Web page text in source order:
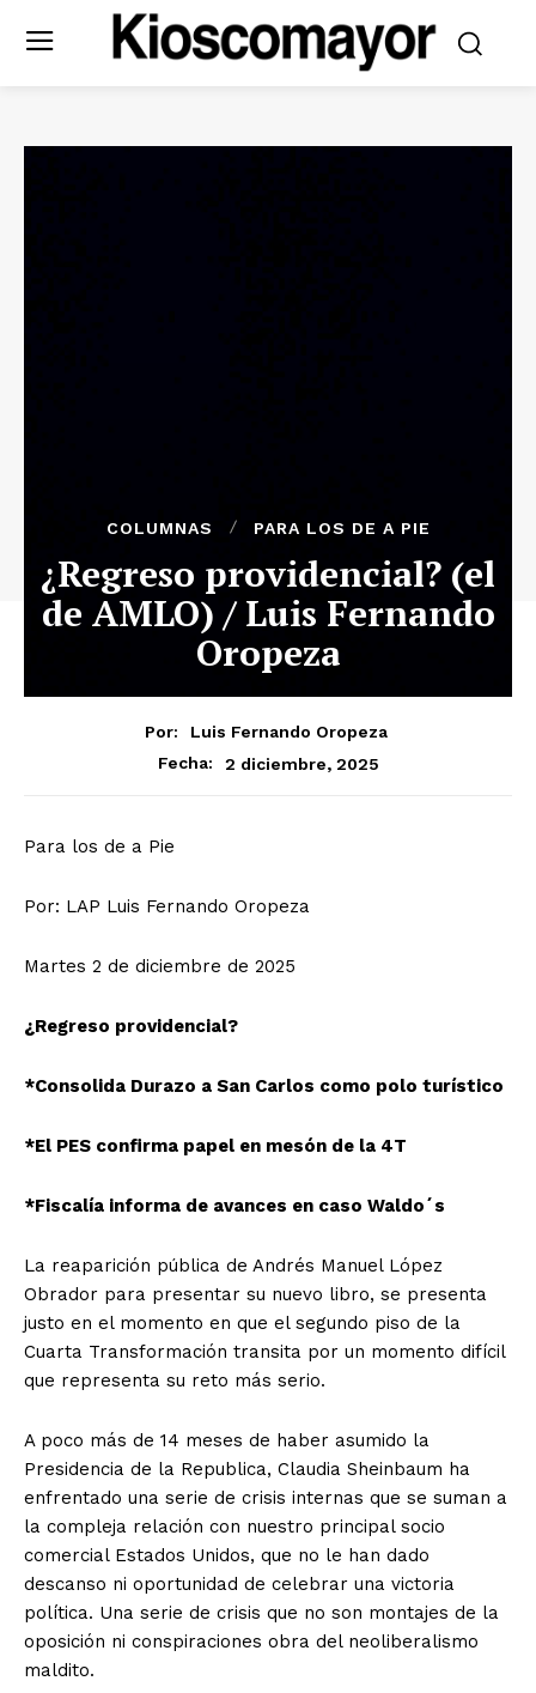
COLUMNAS PARA LOS DE A PIE
¿Regreso providencial? (el
de AMLO) / Luis Fernando
Oropeza
Por:
Luis Fernando Oropeza
Fecha:
2 diciembre, 2025
Para los de a Pie
Por: LAP Luis Fernando Oropeza
Martes 2 de diciembre de 2025
¿Regreso providencial?
*Consolida Durazo a San Carlos como polo turístico
*El PES confirma papel en mesón de la 4T
*Fiscalía informa de avances en caso Waldo´s
La reaparición pública de Andrés Manuel López
Obrador para presentar su nuevo libro, se presenta
justo en el momento en que el segundo piso de la
Cuarta Transformación transita por un momento difícil
que representa su reto más serio.
A poco más de 14 meses de haber asumido la
Presidencia de la Republica, Claudia Sheinbaum ha
enfrentado una serie de crisis internas que se suman a
la compleja relación con nuestro principal socio
comercial Estados Unidos, que no le han dado
descanso ni oportunidad de celebrar una victoria
política. Una serie de crisis que no son montajes de la
oposición ni conspiraciones obra del neoliberalismo
maldito.